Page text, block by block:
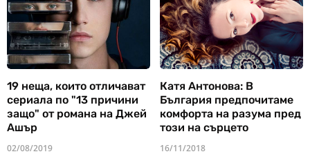
19 неща, които отличават
сериала по "13 причини
защо" от романа на Джей
Ашър
02/08/2019
Катя Антонова: В
България предпочитаме
комфорта на разума пред
този на сърцето
16/11/2018